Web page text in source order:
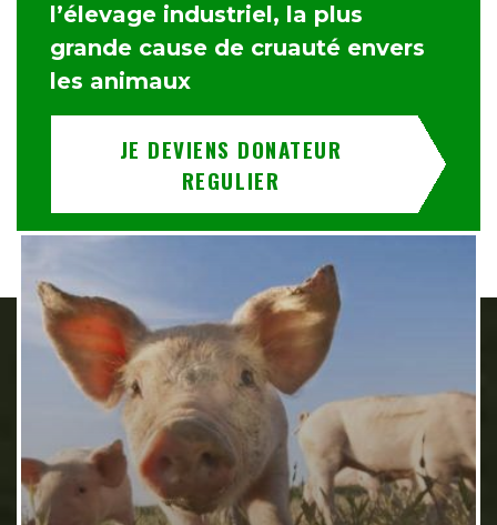
l’élevage industriel, la plus
grande cause de cruauté envers
les animaux
JE DEVIENS DONATEUR
REGULIER